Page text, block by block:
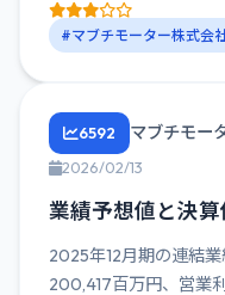
#マブチモーター株式会
6592 マブチモー
2026/02/13
業績予想値と決
2025年12月期の連結
200,417百万円、営業